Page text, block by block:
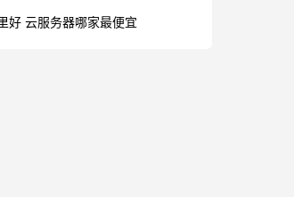
好 云服务器哪家最便宜